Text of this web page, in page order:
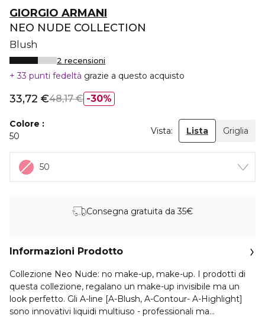
GIORGIO ARMANI
NEO NUDE COLLECTION
Blush
2 recensioni
33 punti fedeltà grazie a questo acquisto
30%
33,72 €48,17 €
Colore
50
Vista: Lista Griglia
50
Consegna gratuita da 35€
Informazioni Prodotto
Collezione Neo Nude: no make-up, make-up. I prodotti di
questa collezione, regalano un make-up invisibile ma un
look perfetto. Gli A-line [A-Blush, A-Contour- A-Highlight]
sono innovativi liquidi multiuso - professionali ma